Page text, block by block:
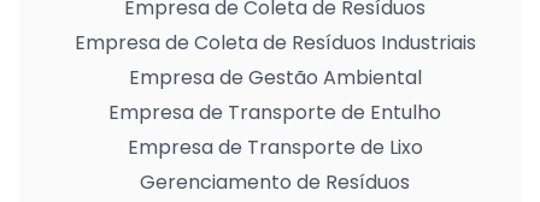
Empresa de Coleta de Resíduos
Empresa de Coleta de Resíduos Industriais
Empresa de Gestão Ambiental
Empresa de Transporte de Entulho
Empresa de Transporte de Lixo
Gerenciamento de Resíduos